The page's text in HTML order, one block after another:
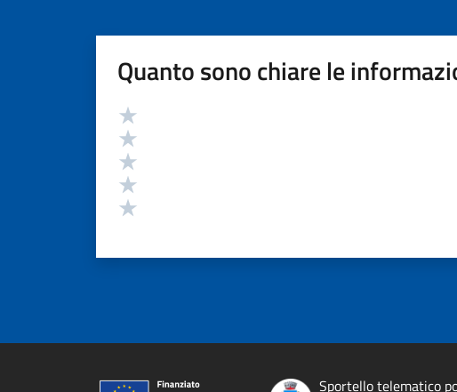
Quanto sono chiare le
Valutazione
Sportello telematico